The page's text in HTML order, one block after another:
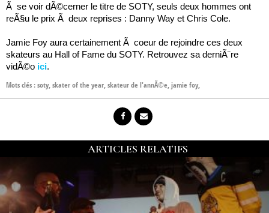
Ã se voir dÃ©cerner le titre de SOTY, seuls deux hommes ont
reÃ§u le prix Ã deux reprises : Danny Way et Chris Cole.
Jamie Foy aura certainement Ã coeur de rejoindre ces deux
skateurs au Hall of Fame du SOTY. Retrouvez sa derniÃ¨re
vidÃ©o ici.
Mots clés :soty,skater of the year,skateur de l'annÃ©e,jamie foy,
ARTICLES RELATIFS